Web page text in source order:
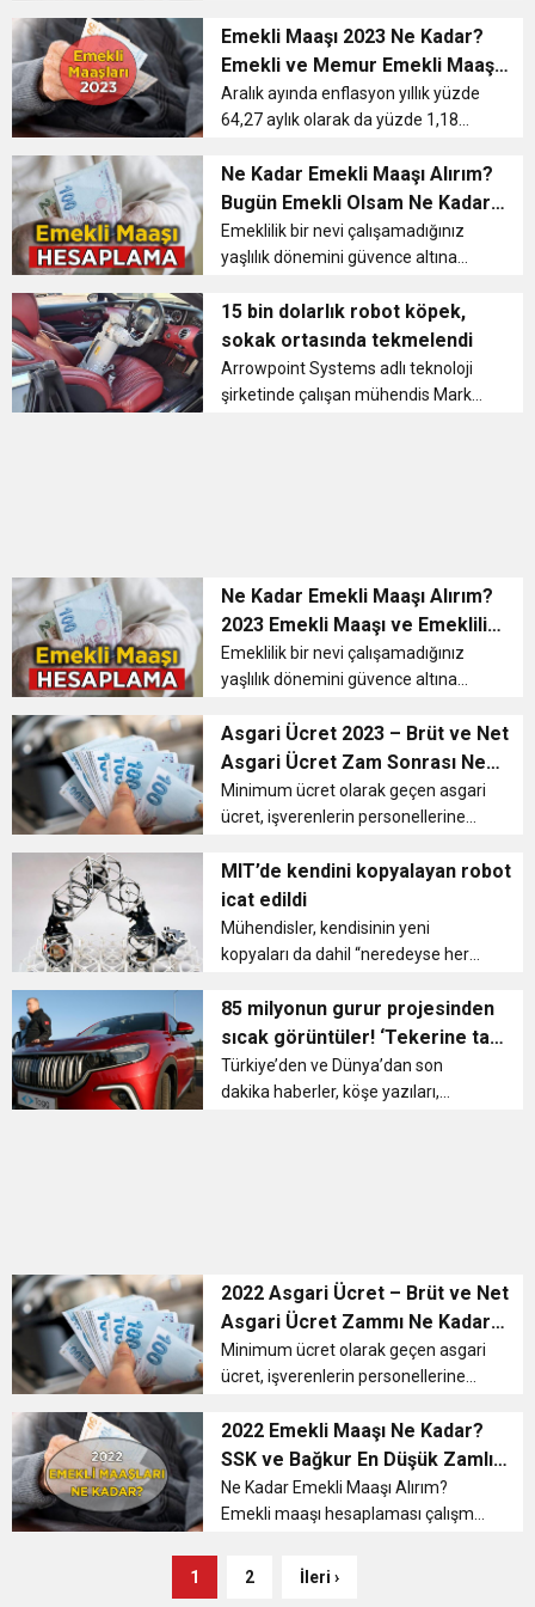
buluşturdu
11:36 Hareketsiz yaşam diyabete neden oluyor
11:32 Dr. Öcük, karın germe estetiği ile ilgili bilgi verdi
10:45 Terör Örgütüne MİT’ten Darbe!
çalışan kişiler gerekli yükümlülükleri
yerine getirdikten sonra emekli
olmaya hak kazanır. Emeklili...
Emekli Maaşı 2023 Ne Kadar?
Emekli ve Memur Emekli Maaşı
Ne Kadar Oldu? SSK ve Bağ-Kur
En Düşük Emekli Maaşları
Aralık ayında enflasyon yıllık yüzde
64,27 aylık olarak da yüzde 1,18
zam oranı yüzde 15,39 olurken
memura zam oranı ise yüzde 16,47
olarak hesaplandı. Cumhurbaşkanı
Re...
Ne Kadar Emekli Maaşı Alırım?
Bugün Emekli Olsam Ne Kadar
Emekli Maaşı Alırım? 2023 4A,
4B VE 4C Emekli Maaşı ve
Emeklilik bir nevi çalışamadığınız
yaşlılık dönemini güvence altına
çalışan kişiler gerekli yükümlülükleri
yerine getirdikten sonra emekli
olmaya hak kazanır. Emeklili...
15 bin dolarlık robot köpek,
sokak ortasında tekmelendi
Arrowpoint Systems adlı teknoloji
şirketinde çalışan mühendis Mark
Ne Kadar Emekli Maaşı Alırım?
2023 Emekli Maaşı ve Emeklilik
Yaşı Hesaplama – Emekli Aylığı
ve Yaş Sorgulaması Nasıl
Emeklilik bir nevi çalışamadığınız
yaşlılık dönemini güvence altına
çalışan kişiler gerekli yükümlülükleri
yerine getirdikten sonra emekli
olmaya hak kazanır. Emeklili...
Asgari Ücret 2023 – Brüt ve Net
Asgari Ücret Zam Sonrası Ne
Kadar Oldu? Geçmiş Yıllara Ait
Asgari Ücret Tablosu
Minimum ücret olarak geçen asgari
ücret, işverenlerin personellerine
Milyonlarca kişiyi yakından
ilgilendiren asgari ücret çalıştığı
işkolu hangisi olursa olsun bir işç...
MIT’de kendini kopyalayan robot
icat edildi
Mühendisler, kendisinin yeni
kopyaları da dahil “neredeyse her
geliştirdiklerini açıkladı. Kendini
kopyalayan robot, Massachusetts
Teknoloji Enstitüsü’n...
85 milyonun gurur projesinden
sıcak görüntüler! ‘Tekerine taş
değmesin’
Türkiye’den ve Dünya’dan son
dakika haberler, köşe yazıları,
2022 Asgari Ücret – Brüt ve Net
Asgari Ücret Zammı Ne Kadar?
Geçmiş Yıllara Ait Asgari Ücret
Tablosu
Minimum ücret olarak geçen asgari
ücret, işverenlerin personellerine
Milyonlarca kişiyi yakından
ilgilendiren asgari ücret çalıştığı
işkolu hangisi olursa olsun bir işç...
2022 Emekli Maaşı Ne Kadar?
SSK ve Bağkur En Düşük Zamlı
Emekli ve Memur Emekli Maaşı
Ne Kadar Oldu?
Ne Kadar Emekli Maaşı Alırım?
Emekli maaşı hesaplaması çalışma
kritere göre değişiklik
1 2 İleri ›